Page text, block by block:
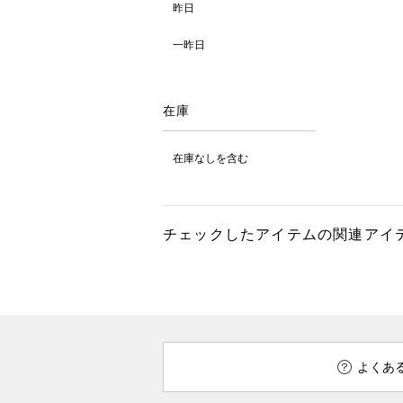
昨日
一昨日
在庫
在庫なしを含む
チェックしたアイテムの関連アイ
よくあ